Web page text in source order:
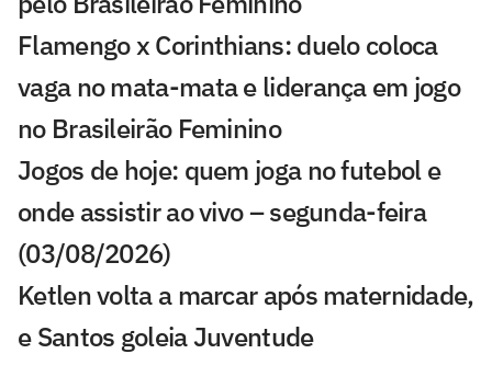
Flamengo x Corinthians: duelo coloca
vaga no mata-mata e liderança em jogo
no Brasileirão Feminino
Jogos de hoje: quem joga no futebol e
onde assistir ao vivo – segunda-feira
(03/08/2026)
Ketlen volta a marcar após maternidade,
e Santos goleia Juventude